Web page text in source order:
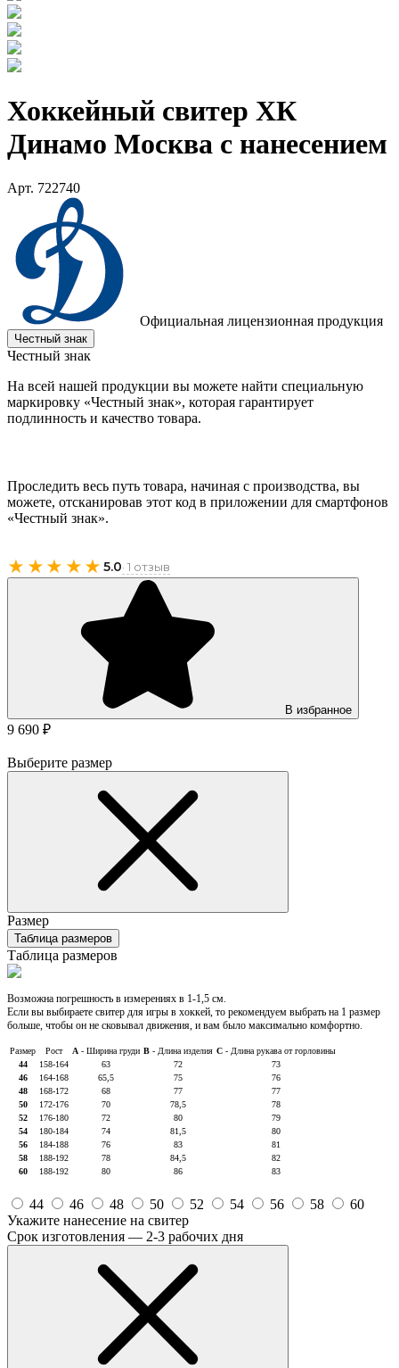
Хоккейный свитер ХК
Динамо Москва с нанесением
Арт. 722740
Официальная лицензионная продукция
Честный знак
Честный знак
На всей нашей продукции вы можете найти специальную
маркировку «Честный знак», которая гарантирует
подлинность и качество товара.
Проследить весь путь товара, начиная с производства, вы
можете, отсканировав этот код в приложении для смартфонов
«Честный знак».
★★★★★ 5.0· 1 отзыв
В избранное
9 690 ₽
Выберите размер
Размер
Таблица размеров
Таблица размеров
Возможна погрешность в измерениях в 1-1,5 см.
Если вы выбираете свитер для игры в хоккей, то рекомендуем выбрать на 1 размер
больше, чтобы он не сковывал движения, и вам было максимально комфортно.
Размер Рост A - Ширина груди B - Длина изделия C - Длина рукава от горловины
44
158-164 63 72
73
46
164-168 65,5 75
76
48
168-172 68 77
77
50
172-176 70 78,5
78
52
176-180 72 80
79
54
180-184 74 81,5
80
56
184-188 76 83
81
58
188-192 78 84,5
82
60
188-192 80 86 83
44 46 48 50 52 54 56 58
60
Укажите нанесение на свитер
Срок изготовления — 2-3 рабочих дня